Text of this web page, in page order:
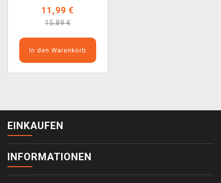
11,99 €
15,89 €
In den Warenkorb
EINKAUFEN
INFORMATIONEN